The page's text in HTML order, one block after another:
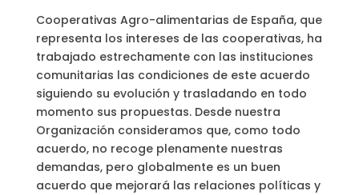
Cooperativas Agro-alimentarias de España, que
representa los intereses de las cooperativas, ha
trabajado estrechamente con las instituciones
comunitarias las condiciones de este acuerdo
siguiendo su evolución y trasladando en todo
momento sus propuestas. Desde nuestra
Organización consideramos que, como todo
acuerdo, no recoge plenamente nuestras
demandas, pero globalmente es un buen
acuerdo que mejorará las relaciones políticas y